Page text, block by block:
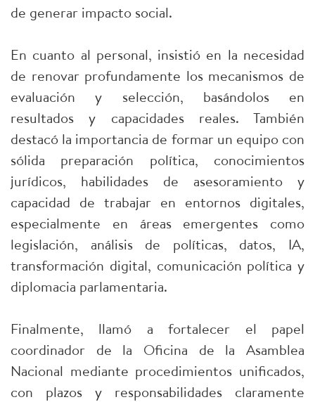
de generar impacto social.
En cuanto al personal, insistió en la necesidad
de renovar profundamente los mecanismos de
evaluación y selección, basándolos en
resultados y capacidades reales. También
destacó la importancia de formar un equipo con
sólida preparación política, conocimientos
jurídicos, habilidades de asesoramiento y
capacidad de trabajar en entornos digitales,
especialmente en áreas emergentes como
legislación, análisis de políticas, datos, IA,
transformación digital, comunicación política y
diplomacia parlamentaria.
Finalmente, llamó a fortalecer el papel
coordinador de la Oficina de la Asamblea
Nacional mediante procedimientos unificados,
con plazos y responsabilidades claramente